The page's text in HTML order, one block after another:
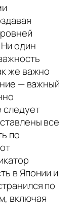
один
же важно
— важный
следует
все
по
в Японии и
по
включая